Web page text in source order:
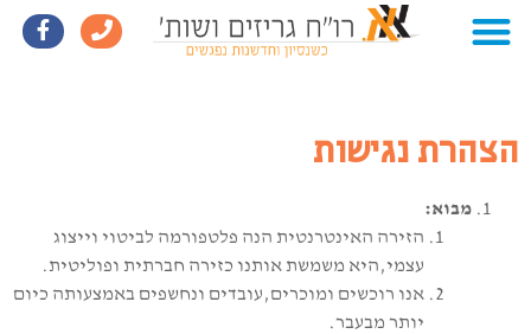
הצהרת נגישות
מבוא:
הזירה האינטרנטית הנה פלטפורמה לביטוי וייצוג
עצמי,היא משמשת אותנו כזירה חברתית ופוליטית.
אנו רוכשים ומוכרים,עובדים ונחשפים באמצעותה כיום
יותר מבעבר.